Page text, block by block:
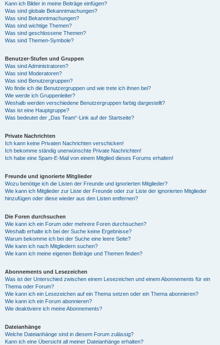
Kann ich Bilder in meine Beiträge einfügen?
Was sind globale Bekanntmachungen?
Was sind Bekanntmachungen?
Was sind wichtige Themen?
Was sind geschlossene Themen?
Was sind Themen-Symbole?
Benutzer-Stufen und Gruppen
Was sind Administratoren?
Was sind Moderatoren?
Was sind Benutzergruppen?
Wo finde ich die Benutzergruppen und wie trete ich ihnen bei?
Wie werde ich Gruppenleiter?
Weshalb werden verschiedene Benutzergruppen farbig dargestellt?
Was ist eine Hauptgruppe?
Was bedeutet der „Das Team“-Link auf der Startseite?
Private Nachrichten
Ich kann keine Privaten Nachrichten verschicken!
Ich bekomme ständig unerwünschte Private Nachrichten!
Ich habe eine Spam-E-Mail von einem Mitglied dieses Forums erhalten!
Freunde und ignorierte Mitglieder
Wozu benötige ich die Listen der Freunde und ignorierten Mitglieder?
Wie kann ich Mitglieder zur Liste der Freunde oder zur Liste der ignorierten Mitglieder
hinzufügen oder diese wieder aus den Listen entfernen?
Die Foren durchsuchen
Wie kann ich ein Forum oder mehrere Foren durchsuchen?
Weshalb erhalte ich bei der Suche keine Ergebnisse?
Warum bekomme ich bei der Suche eine leere Seite?
Wie kann ich nach Mitgliedern suchen?
Wie kann ich meine eigenen Beiträge und Themen finden?
Abonnements und Lesezeichen
Was ist der Unterschied zwischen einem Lesezeichen und einem Abonnements für ein
Thema oder Forum?
Wie kann ich ein Lesezeichen auf ein Thema setzen oder ein Thema abonnieren?
Wie kann ich ein Forum abonnieren?
Wie deaktiviere ich meine Abonnements?
Dateianhänge
Welche Dateianhänge sind in diesem Forum zulässig?
Kann ich eine Übersicht all meiner Dateianhänge erhalten?